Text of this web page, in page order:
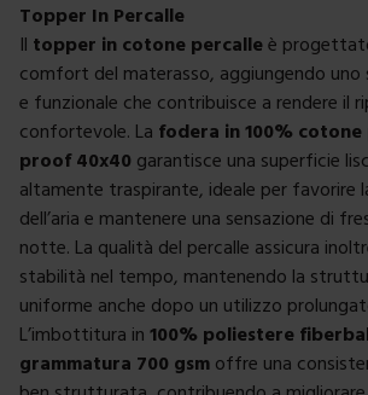
Topper In Percalle
Il topper in cotone percalleè
comfort del materasso, aggiungendo
e funzionale che contribuisce a rendere il
confortevole. La fodera in 100%
proof 40x40 garantisce una superficie
altamente traspirante, ideale per favorire
dell’aria e mantenere una sensazione di
notte. La qualità del percalle assicura
stabilità nel tempo, mantenendo la
uniforme anche dopo un utilizzo
L’imbottitura in 100% poliestere
grammatura 700 gsm offre una